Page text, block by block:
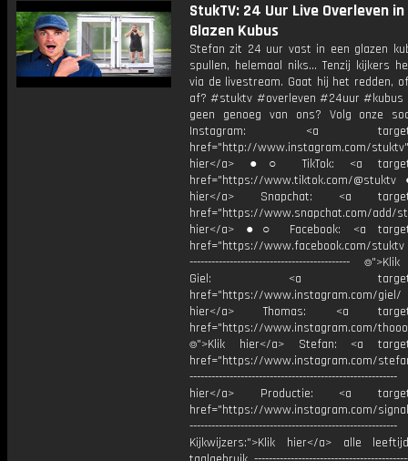
StukTV: 24 Uur Live Overleven
Glazen Kubus
Stefan zit 24 uur vast in een glazen
spullen, helemaal niks… Tenzij kijkers
via de livestream. Gaat hij het redden,
af? #stuktv #overleven #24uur #kubus
geen genoeg van ons? Volg onze
Instagram: <a
href="http://www.instagram.com/
hier</a> ●○ TikTok: <a
href="https://www.tiktok.com/
hier</a> Snapchat: <a
href="https://www.snapchat.com/add/
hier</a> ●○ Facebook: <a
href="https://www.facebook.com/stuktv
--------------------------------------------
Giel: <a
href="https://www.instagram.com/
hier</a> Thomas: <a
href="https://www.instagram.com/
⌾">Klik hier</a> Stefan: <a
href="https://www.instagram.com/
hier</a> Productie: <a
href="https://www.instagram.com/
---------------------------------------------------------
Kijkwijzers:">Klik hier</a> alle